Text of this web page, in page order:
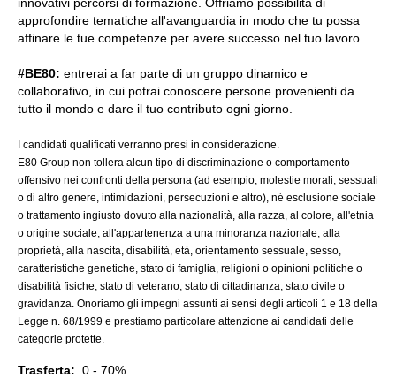
approfondire tematiche all'avanguardia in modo che tu possa
affinare le tue competenze per avere successo nel tuo lavoro.
#BE80: entrerai a far parte di un gruppo dinamico e
collaborativo, in cui potrai conoscere persone provenienti da
tutto il mondo e dare il tuo contributo ogni giorno.
I candidati qualificati verranno presi in considerazione.
E80 Group non tollera alcun tipo di discriminazione o comportamento
offensivo nei confronti della persona (ad esempio, molestie morali, sessuali
o di altro genere, intimidazioni, persecuzioni e altro), né esclusione sociale
o trattamento ingiusto dovuto alla nazionalità, alla razza, al colore, all'etnia
o origine sociale, all'appartenenza a una minoranza nazionale, alla
proprietà, alla nascita, disabilità, età, orientamento sessuale, sesso,
caratteristiche genetiche, stato di famiglia, religioni o opinioni politiche o
disabilità fisiche, stato di veterano, stato di cittadinanza, stato civile o
gravidanza. Onoriamo gli impegni assunti ai sensi degli articoli 1 e 18 della
Legge n. 68/1999 e prestiamo particolare attenzione ai candidati delle
categorie protette.
Trasferta: 0 - 70%